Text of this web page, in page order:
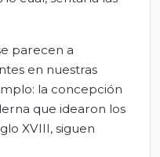
parecen a
en nuestras
la concepción
que idearon los
XVIII, siguen